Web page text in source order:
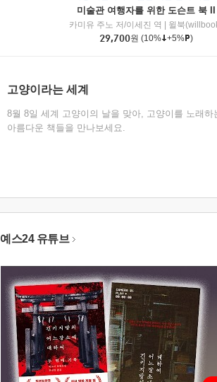
미술관 여행자를 위한 도슨트 북 II
카미유 주노 저/이세진 역
윌북
29,700원 (10% +5% )
고양이라는 세계
8월 8일 세계 고양이의 날을 맞아, 고양이를 노래하
아름다운 책들을 만나보세요.
예스24 유튜브